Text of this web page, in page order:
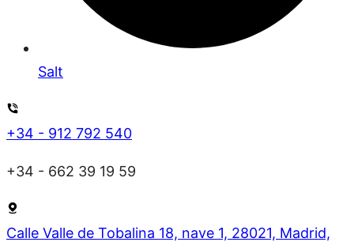
Salt
+34 - 912 792 540
+34 - 662 39 19 59
Calle Valle de Tobalina 18, nave 1, 28021, Madrid,